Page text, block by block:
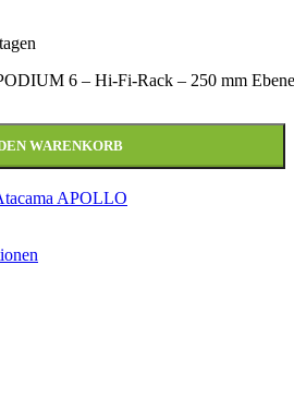
6 – Hi-Fi-Rack – 250 mm
WARENKORB
APOLLO